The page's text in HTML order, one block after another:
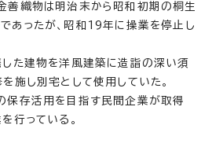
善織物は明治末から昭和初期の桐生
あったが、昭和19年に操業を停止し
た建物を洋風建築に造詣の深い須
施し別宅として使用していた。
保存活用を目指す民間企業が取得
行っている。